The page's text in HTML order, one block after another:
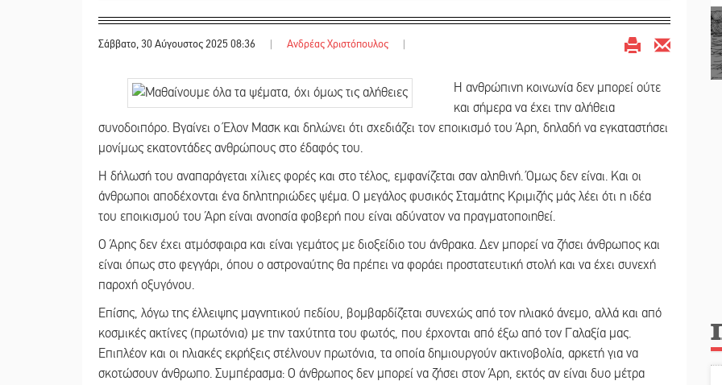
Σάββατο, 30 Αύγουστος 2025 08:36 | Ανδρέας Χριστόπουλος |
Η ανθρώπινη κοινωνία δεν μπορεί ούτε
και σήμερα να έχει την αλήθεια
συνοδοιπόρο. Βγαίνει ο Έλον Μασκ και δηλώνει ότι σχεδιάζει τον εποικισμό του Άρη, δηλαδή να εγκαταστήσει
μονίμως εκατοντάδες ανθρώπους στο έδαφός του.
Η δήλωσή του αναπαράγεται χίλιες φορές και στο τέλος, εμφανίζεται σαν αληθινή. Όμως δεν είναι. Και οι
άνθρωποι αποδέχονται ένα δηλητηριώδες ψέμα. Ο μεγάλος φυσικός Σταμάτης Κριμιζής μάς λέει ότι η ιδέα
του εποικισμού του Άρη είναι ανοησία φοβερή που είναι αδύνατον να πραγματοποιηθεί.
Ο Άρης δεν έχει ατμόσφαιρα και είναι γεμάτος με διοξείδιο του άνθρακα. Δεν μπορεί να ζήσει άνθρωπος και
είναι όπως στο φεγγάρι, όπου ο αστροναύτης θα πρέπει να φοράει προστατευτική στολή και να έχει συνεχή
παροχή οξυγόνου.
Επίσης, λόγω της έλλειψης μαγνητικού πεδίου, βομβαρδίζεται συνεχώς από τον ηλιακό άνεμο, αλλά και από
κοσμικές ακτίνες (πρωτόνια) με την ταχύτητα του φωτός, που έρχονται από έξω από τον Γαλαξία μας.
Επιπλέον και οι ηλιακές εκρήξεις στέλνουν πρωτόνια, τα οποία δημιουργούν ακτινοβολία, αρκετή για να
σκοτώσουν άνθρωπο. Συμπέρασμα: Ο άνθρωπος δεν μπορεί να ζήσει στον Άρη, εκτός αν είναι δυο μέτρα